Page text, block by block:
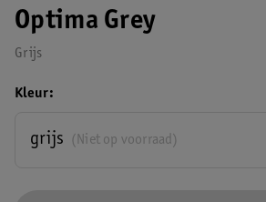
Optima Grey
Grijs
Kleur
(Niet op voorraad)
grijs